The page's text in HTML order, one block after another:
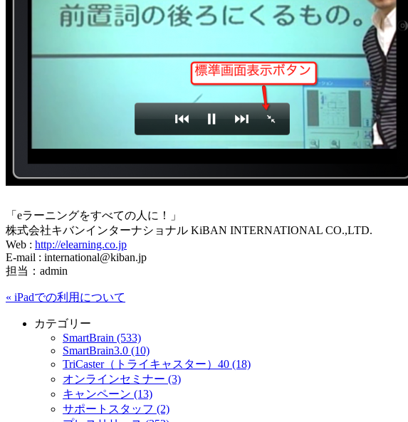
「eラーニングをすべての人に！」
株式会社キバンインターナショナル KiBAN INTERNATIONAL CO.,LTD.
Web : http://elearning.co.jp
E-mail : international@kiban.jp
担当：admin
« iPadでの利用について
カテゴリー
SmartBrain (533)
SmartBrain3.0 (10)
TriCaster（トライキャスター）40 (18)
オンラインセミナー (3)
キャンペーン (13)
サポートスタッフ (2)